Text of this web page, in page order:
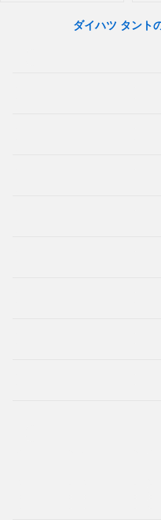
ダイハツ タント